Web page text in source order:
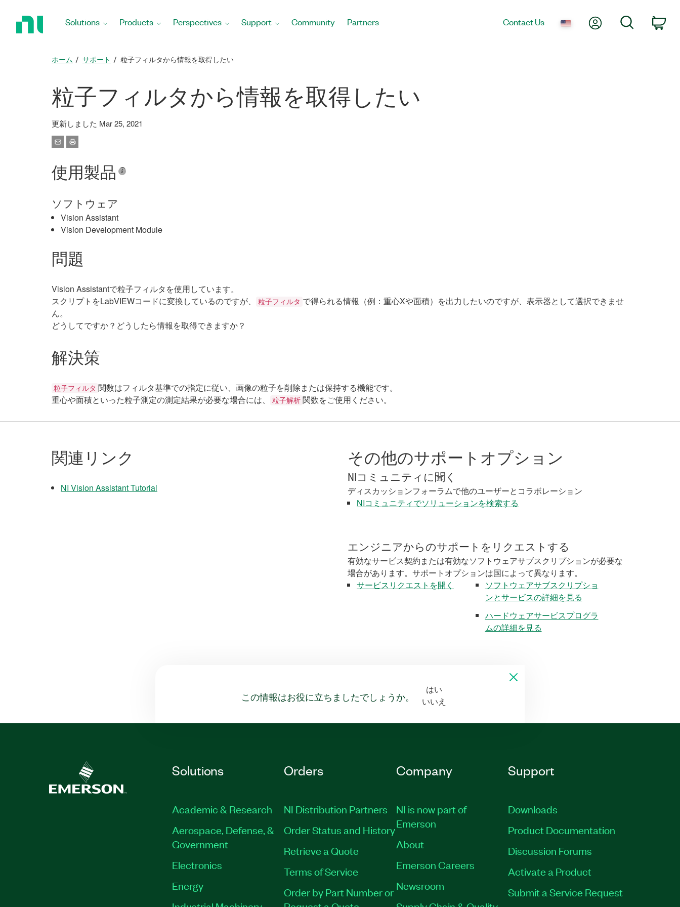
Solutions Products Perspectives Support Community Partners Contact Us My AccountSearch
ホーム サポート 粒子フィルタから情報を取得したい
粒子フィルタから情報を取得したい
更新しました Mar 25, 2021
使用製品
ソフトウェア
Vision Assistant
Vision Development Module
問題
Vision Assistantで粒子フィルタを使用しています。
スクリプトをLabVIEWコードに変換しているのですが、
粒子フィルタ で得られる情報（例：重心Xや面積）を出力したいのですが、表示器として選択できませ
ん。
どうしてですか？どうしたら情報を取得できますか？
解決策
粒子フィルタ 関数はフィルタ基準での指定に従い、画像の粒子を削除または保持する機能です。
重心や面積といった粒子測定の測定結果が必要な場合には、
粒子解析 関数をご使用ください。
関連リンク
NI Vision Assistant Tutorial
その他のサポートオプション
NIコミュニティに聞く
ディスカッションフォーラムで他のユーザーとコラボレーション
NIコミュニティでソリューションを検索する
エンジニアからのサポートをリクエストする
有効なサービス契約または有効なソフトウェアサブスクリプションが必要な
場合があります。サポートオプションは国によって異なります。
サービスリクエストを開く
ソフトウェアサブスクリプショ
ンとサービスの詳細を見る
ハードウェアサービスプログラ
ムの詳細を見る
この情報はお役に立ちましたでしょうか。
はい
いいえ
Solutions
Academic & Research
Aerospace, Defense, &
Government
Electronics
Energy
Orders
NI Distribution Partners
Order Status and History
Retrieve a Quote
Terms of Service
Order by Part Number or
Company
NI is now part of
Emerson
About
Emerson Careers
Newsroom
Support
Downloads
Product Documentation
Discussion Forums
Activate a Product
Submit a Service Request